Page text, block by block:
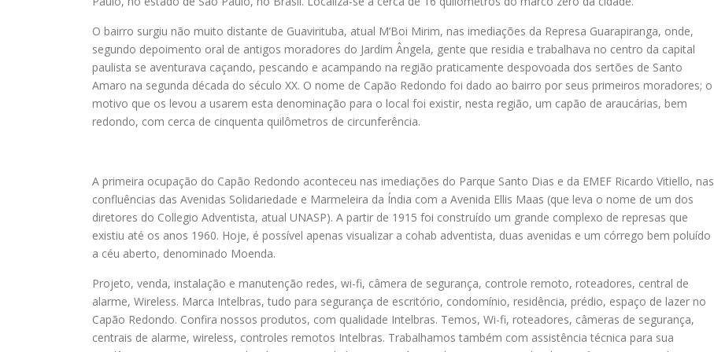
O bairro surgiu não muito distante de Guavirituba, atual M’Boi Mirim, nas imediações da Represa Guarapiranga, onde,
segundo depoimento oral de antigos moradores do Jardim Ângela, gente que residia e trabalhava no centro da capital
paulista se aventurava caçando, pescando e acampando na região praticamente despovoada dos sertões de Santo
Amaro na segunda década do século XX. O nome de Capão Redondo foi dado ao bairro por seus primeiros moradores; o
motivo que os levou a usarem esta denominação para o local foi existir, nesta região, um capão de araucárias, bem
redondo, com cerca de cinquenta quilômetros de circunferência.
A primeira ocupação do Capão Redondo aconteceu nas imediações do Parque Santo Dias e da EMEF Ricardo Vitiello, nas
confluências das Avenidas Solidariedade e Marmeleira da Índia com a Avenida Ellis Maas (que leva o nome de um dos
diretores do Collegio Adventista, atual UNASP). A partir de 1915 foi construído um grande complexo de represas que
existiu até os anos 1960. Hoje, é possível apenas visualizar a cohab adventista, duas avenidas e um córrego bem poluído
a céu aberto, denominado Moenda.
Projeto, venda, instalação e manutenção redes, wi-fi, câmera de segurança, controle remoto, roteadores, central de
alarme, Wireless. Marca Intelbras, tudo para segurança de escritório, condomínio, residência, prédio, espaço de lazer no
Capão Redondo. Confira nossos produtos, com qualidade Intelbras. Temos, Wi-fi, roteadores, câmeras de segurança,
centrais de alarme, wireless, controles remotos Intelbras. Trabalhamos também com assistência técnica para sua